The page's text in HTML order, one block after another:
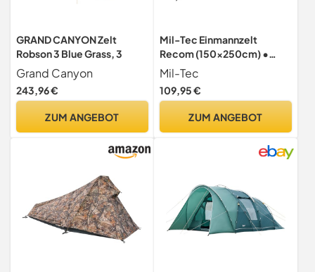
GRAND CANYON Zelt
Robson 3 Blue Grass, 3
Grand Canyon
243,96 €
ZUM ANGEBOT
Mil-Tec Einmannzelt
Recom (150x250cm) •
Tunnelzelt für 1 Person •
Ultraleicht, kompakt,
Wind- & sturmsicher • Zelt
Outdoor, Wandern • 1-
Mil-Tec
109,95 €
ZUM ANGEBOT